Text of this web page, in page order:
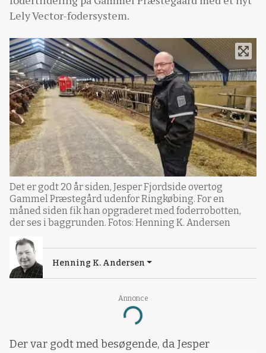
Annonce
Loading...
Lely Vector-fodersystem.
Det er godt 20 år siden, Jesper Fjordside overtog
Gammel Præstegård udenfor Ringkøbing. For en
måned siden fik han opgraderet med foderrobotten,
der ses i baggrunden. Fotos: Henning K. Andersen
Henning K. Andersen
Der var godt med besøgende, da Jesper